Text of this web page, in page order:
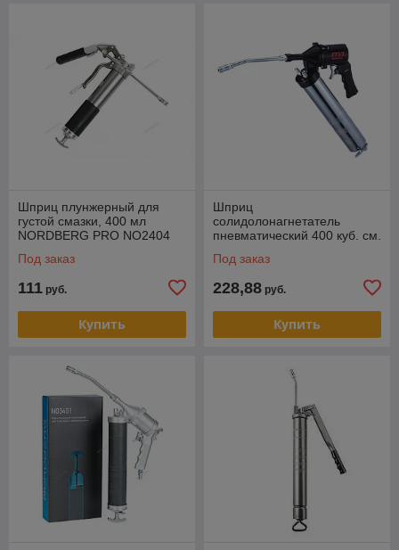
Шприц плунжерный для
густой смазки, 400 мл
NORDBERG PRO NO2404
Под заказ
111 руб.
Купить
Шприц
солидолонагнетатель
пневматический 400 куб. см.
Под заказ
228,88 руб.
Купить